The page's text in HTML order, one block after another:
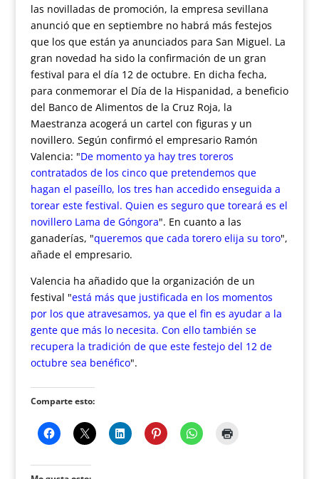
las novilladas de promoción, la empresa sevillana
anunció que en septiembre no habrá más festejos
que los que están ya anunciados para San Miguel. La
gran novedad ha sido la confirmación de un gran
festival para el día 12 de octubre. En dicha fecha,
para conmemorar el Día de la Hispanidad, a beneficio
del Banco de Alimentos de la Cruz Roja, la
Maestranza acogerá un cartel con figuras y un
novillero. Según confirmó el empresario Ramón
Valencia: "De momento ya hay tres toreros
contratados de los cinco que pretendemos que
hagan el paseíllo, los tres han accedido enseguida a
torear este festival. Quien es seguro que toreará es el
novillero Lama de Góngora". En cuanto a las
ganaderías, "queremos que cada torero elija su toro",
añade el empresario.
Valencia ha añadido que la organización de un
festival "está más que justificada en los momentos
por los que atravesamos, ya que el fin es ayudar a la
gente que más lo necesita. Con ello también se
recupera la tradición de que este festejo del 12 de
octubre sea benéfico".
Comparte esto: